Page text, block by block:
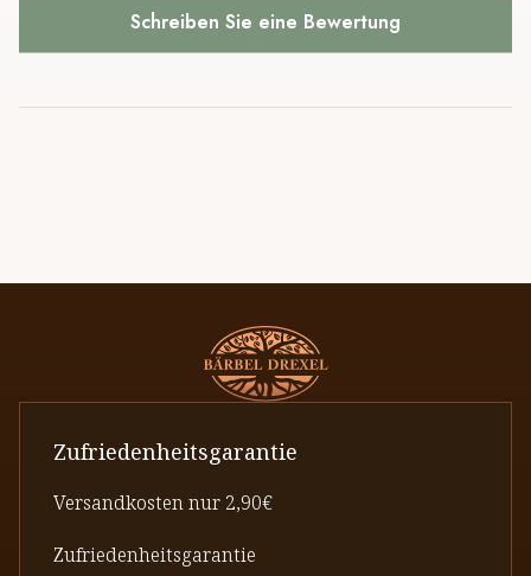
Schreiben Sie eine Bewertung
Zufriedenheitsgarantie
Versandkosten nur 2,90€
Zufriedenheitsgarantie